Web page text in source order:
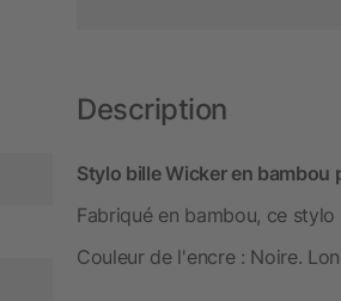
Description
Stylo bille Wicker en
Fabriqué en bambou, ce
Couleur de l'encre : Noire.